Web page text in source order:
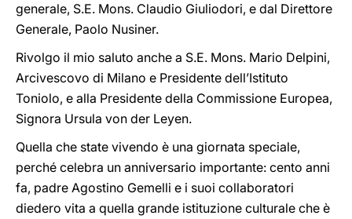
generale, S.E. Mons. Claudio Giuliodori, e dal Direttore
Generale, Paolo Nusiner.
Rivolgo il mio saluto anche a S.E. Mons. Mario Delpini,
Arcivescovo di Milano e Presidente dell’Istituto
Toniolo, e alla Presidente della Commissione Europea,
Signora Ursula von der Leyen.
Quella che state vivendo è una giornata speciale,
perché celebra un anniversario importante: cento anni
fa, padre Agostino Gemelli e i suoi collaboratori
diedero vita a quella grande istituzione culturale che è